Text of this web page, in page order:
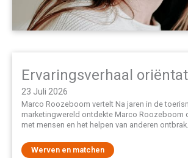
Ervaringsverhaal
23 Juli 2026
Marco Roozeboom vertelt Na jaren in de
marketingwereld ontdekte Marco Roozeboom
met mensen en het helpen van anderen
Werven en matchen